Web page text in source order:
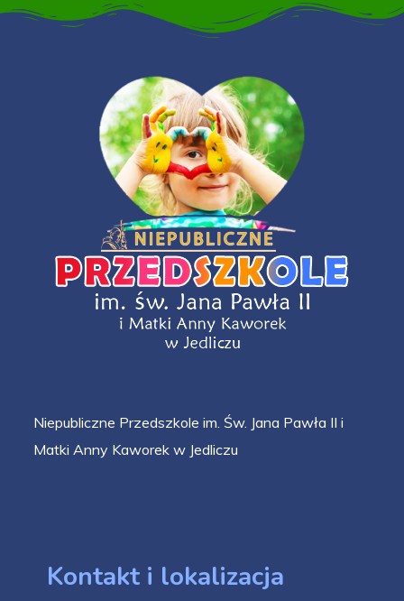
Niepubliczne Przedszkole im. Św. Jana Pawła II i
Matki Anny Kaworek w Jedliczu
Kontakt i lokalizacja